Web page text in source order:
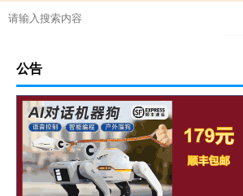
公告